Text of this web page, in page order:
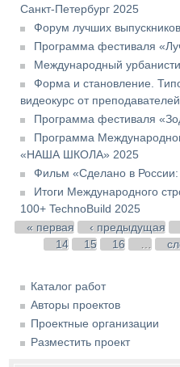
Санкт-Петербург 2025
Форум лучших
Программа фестиваля
Международный
Форма и становление.
видеокурс от
Программа фестиваля
Программа
«НАША ШКОЛА» 2025
Фильм «Сделано в
Итоги Международного
100+ TechnoBuild 2025
Страницы
« первая ‹ предыдущая
14
15 16
Каталог работ
Авторы проектов
Проектные организации
Разместить проект